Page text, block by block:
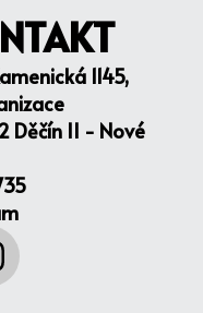
1145,
Děčín II - Nové